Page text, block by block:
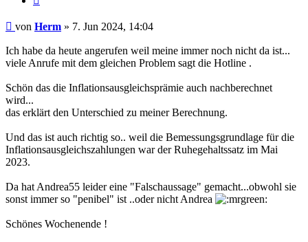
Beitrag
von Herm » 7. Jun 2024, 14:04
Ich habe da heute angerufen weil meine immer noch nicht da ist...
viele Anrufe mit dem gleichen Problem sagt die Hotline .
Schön das die Inflationsausgleichsprämie auch nachberechnet
wird...
das erklärt den Unterschied zu meiner Berechnung.
Und das ist auch richtig so.. weil die Bemessungsgrundlage für die
Inflationsausgleichszahlungen war der Ruhegehaltssatz im Mai
2023.
Da hat Andrea55 leider eine "Falschaussage" gemacht...obwohl sie
sonst immer so "penibel" ist ..oder nicht Andrea
Schönes Wochenende !